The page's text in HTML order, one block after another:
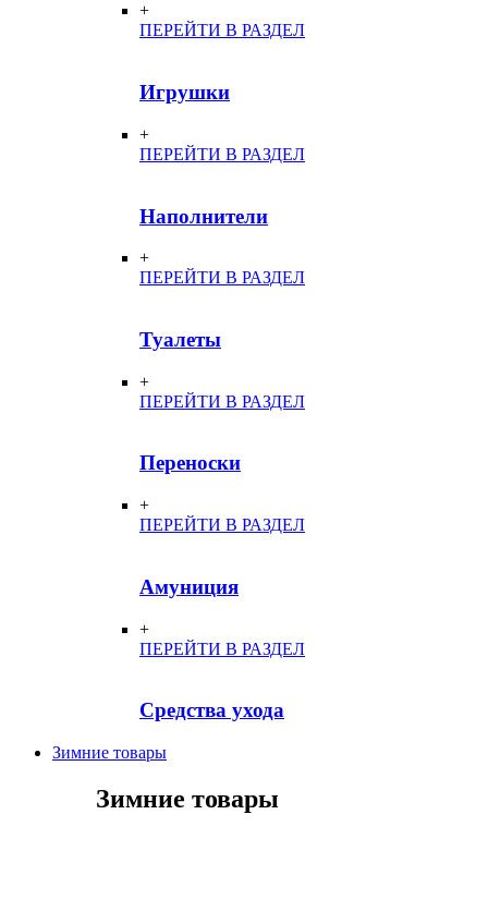
+
ПЕРЕЙТИ В РАЗДЕЛ
Игрушки
+
ПЕРЕЙТИ В РАЗДЕЛ
Наполнители
+
ПЕРЕЙТИ В РАЗДЕЛ
Туалеты
+
ПЕРЕЙТИ В РАЗДЕЛ
Переноски
+
ПЕРЕЙТИ В РАЗДЕЛ
Амуниция
+
ПЕРЕЙТИ В РАЗДЕЛ
Средства ухода
Зимние товары
Зимние товары